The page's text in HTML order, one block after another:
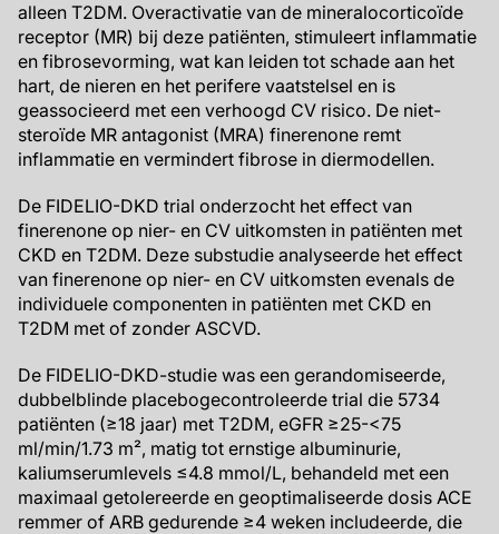
alleen T2DM. Overactivatie van de mineralocorticoïde
receptor (MR) bij deze patiënten, stimuleert inflammatie
en fibrosevorming, wat kan leiden tot schade aan het
hart, de nieren en het perifere vaatstelsel en is
geassocieerd met een verhoogd CV risico. De niet-
steroïde MR antagonist (MRA) finerenone remt
inflammatie en vermindert fibrose in diermodellen.
De FIDELIO-DKD trial onderzocht het effect van
finerenone op nier- en CV uitkomsten in patiënten met
CKD en T2DM. Deze substudie analyseerde het effect
van finerenone op nier- en CV uitkomsten evenals de
individuele componenten in patiënten met CKD en
T2DM met of zonder ASCVD.
De FIDELIO-DKD-studie was een gerandomiseerde,
dubbelblinde placebogecontroleerde trial die 5734
patiënten (≥18 jaar) met T2DM, eGFR ≥25-<75
ml/min/1.73 m², matig tot ernstige albuminurie,
kaliumserumlevels ≤4.8 mmol/L, behandeld met een
maximaal getolereerde en geoptimaliseerde dosis ACE
remmer of ARB gedurende ≥4 weken includeerde, die